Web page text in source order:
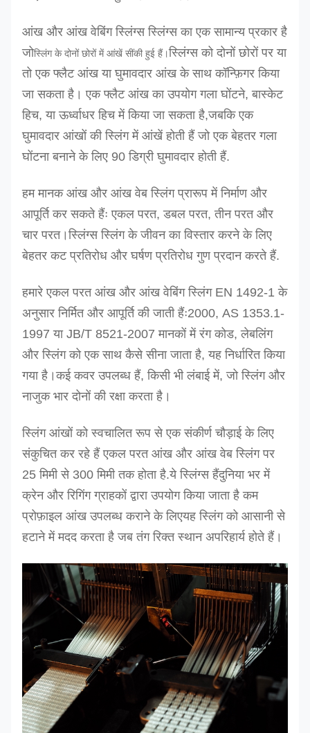
आंख और आंख वेबिंग स्लिंग्स स्लिंग्स का एक सामान्य प्रकार है
जोस्लिंग के दोनों छोरों में आंखें सींकी हुई हैं।स्लिंग्स को दोनों छोरों पर या
तो एक फ्लैट आंख या घुमावदार आंख के साथ कॉन्फ़िगर किया
जा सकता है। एक फ्लैट आंख का उपयोग गला घोंटने, बास्केट
हिच, या ऊर्ध्वाधर हिच में किया जा सकता है,जबकि एक
घुमावदार आंखों की स्लिंग में आंखें होती हैं जो एक बेहतर गला
घोंटना बनाने के लिए 90 डिग्री घुमावदार होती हैं.
हम मानक आंख और आंख वेब स्लिंग प्रारूप में निर्माण और
आपूर्ति कर सकते हैंः एकल परत, डबल परत, तीन परत और
चार परत।स्लिंग्स स्लिंग के जीवन का विस्तार करने के लिए
बेहतर कट प्रतिरोध और घर्षण प्रतिरोध गुण प्रदान करते हैं.
हमारे एकल परत आंख और आंख वेबिंग स्लिंग EN 1492-1 के
अनुसार निर्मित और आपूर्ति की जाती हैंः2000, AS 1353.1-
1997 या JB/T 8521-2007 मानकों में रंग कोड, लेबलिंग
और स्लिंग को एक साथ कैसे सीना जाता है, यह निर्धारित किया
गया है।कई कवर उपलब्ध हैं, किसी भी लंबाई में, जो स्लिंग और
नाजुक भार दोनों की रक्षा करता है।
स्लिंग आंखों को स्वचालित रूप से एक संकीर्ण चौड़ाई के लिए
संकुचित कर रहे हैं एकल परत आंख और आंख वेब स्लिंग पर
25 मिमी से 300 मिमी तक होता है.ये स्लिंग्स हैंदुनिया भर में
क्रेन और रिगिंग ग्राहकों द्वारा उपयोग किया जाता है कम
प्रोफ़ाइल आंख उपलब्ध कराने के लिएयह स्लिंग को आसानी से
हटाने में मदद करता है जब तंग रिक्त स्थान अपरिहार्य होते हैं।